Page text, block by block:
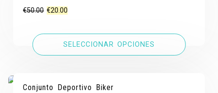
€50.00 El
original
€20.00
actual
es:
SELECCIONAR OPCIONES
Conjunto Deportivo Biker